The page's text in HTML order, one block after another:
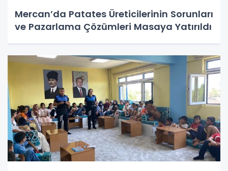
Mercan’da Patates Üreticilerinin Sorunları
ve Pazarlama Çözümleri Masaya Yatırıldı